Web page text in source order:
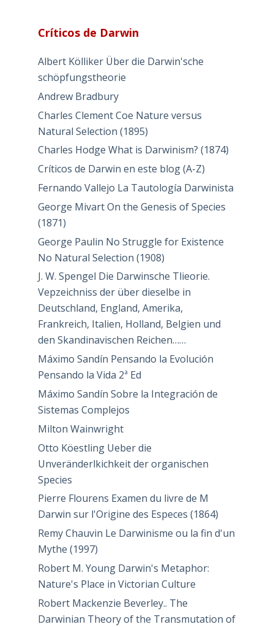
Críticos de Darwin
Albert Kölliker Über die Darwin'sche
schöpfungstheorie
Andrew Bradbury
Charles Clement Coe Nature versus
Natural Selection (1895)
Charles Hodge What is Darwinism? (1874)
Críticos de Darwin en este blog (A-Z)
Fernando Vallejo La Tautología Darwinista
George Mivart On the Genesis of Species
(1871)
George Paulin No Struggle for Existence
No Natural Selection (1908)
J. W. Spengel Die Darwinsche Tlieorie.
Vepzeichniss der über dieselbe in
Deutschland, England, Amerika,
Frankreich, Italien, Holland, Belgien und
den Skandinavischen Reichen……
Máximo Sandín Pensando la Evolución
Pensando la Vida 2ª Ed
Máximo Sandín Sobre la Integración de
Sistemas Complejos
Milton Wainwright
Otto Köestling Ueber die
Unveränderlkichkeit der organischen
Species
Pierre Flourens Examen du livre de M
Darwin sur l'Origine des Especes (1864)
Remy Chauvin Le Darwinisme ou la fin d'un
Mythe (1997)
Robert M. Young Darwin's Metaphor:
Nature's Place in Victorian Culture
Robert Mackenzie Beverley.. The
Darwinian Theory of the Transmutation of